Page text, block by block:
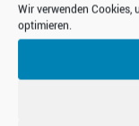
Wir verwenden Cookies,
optimieren.